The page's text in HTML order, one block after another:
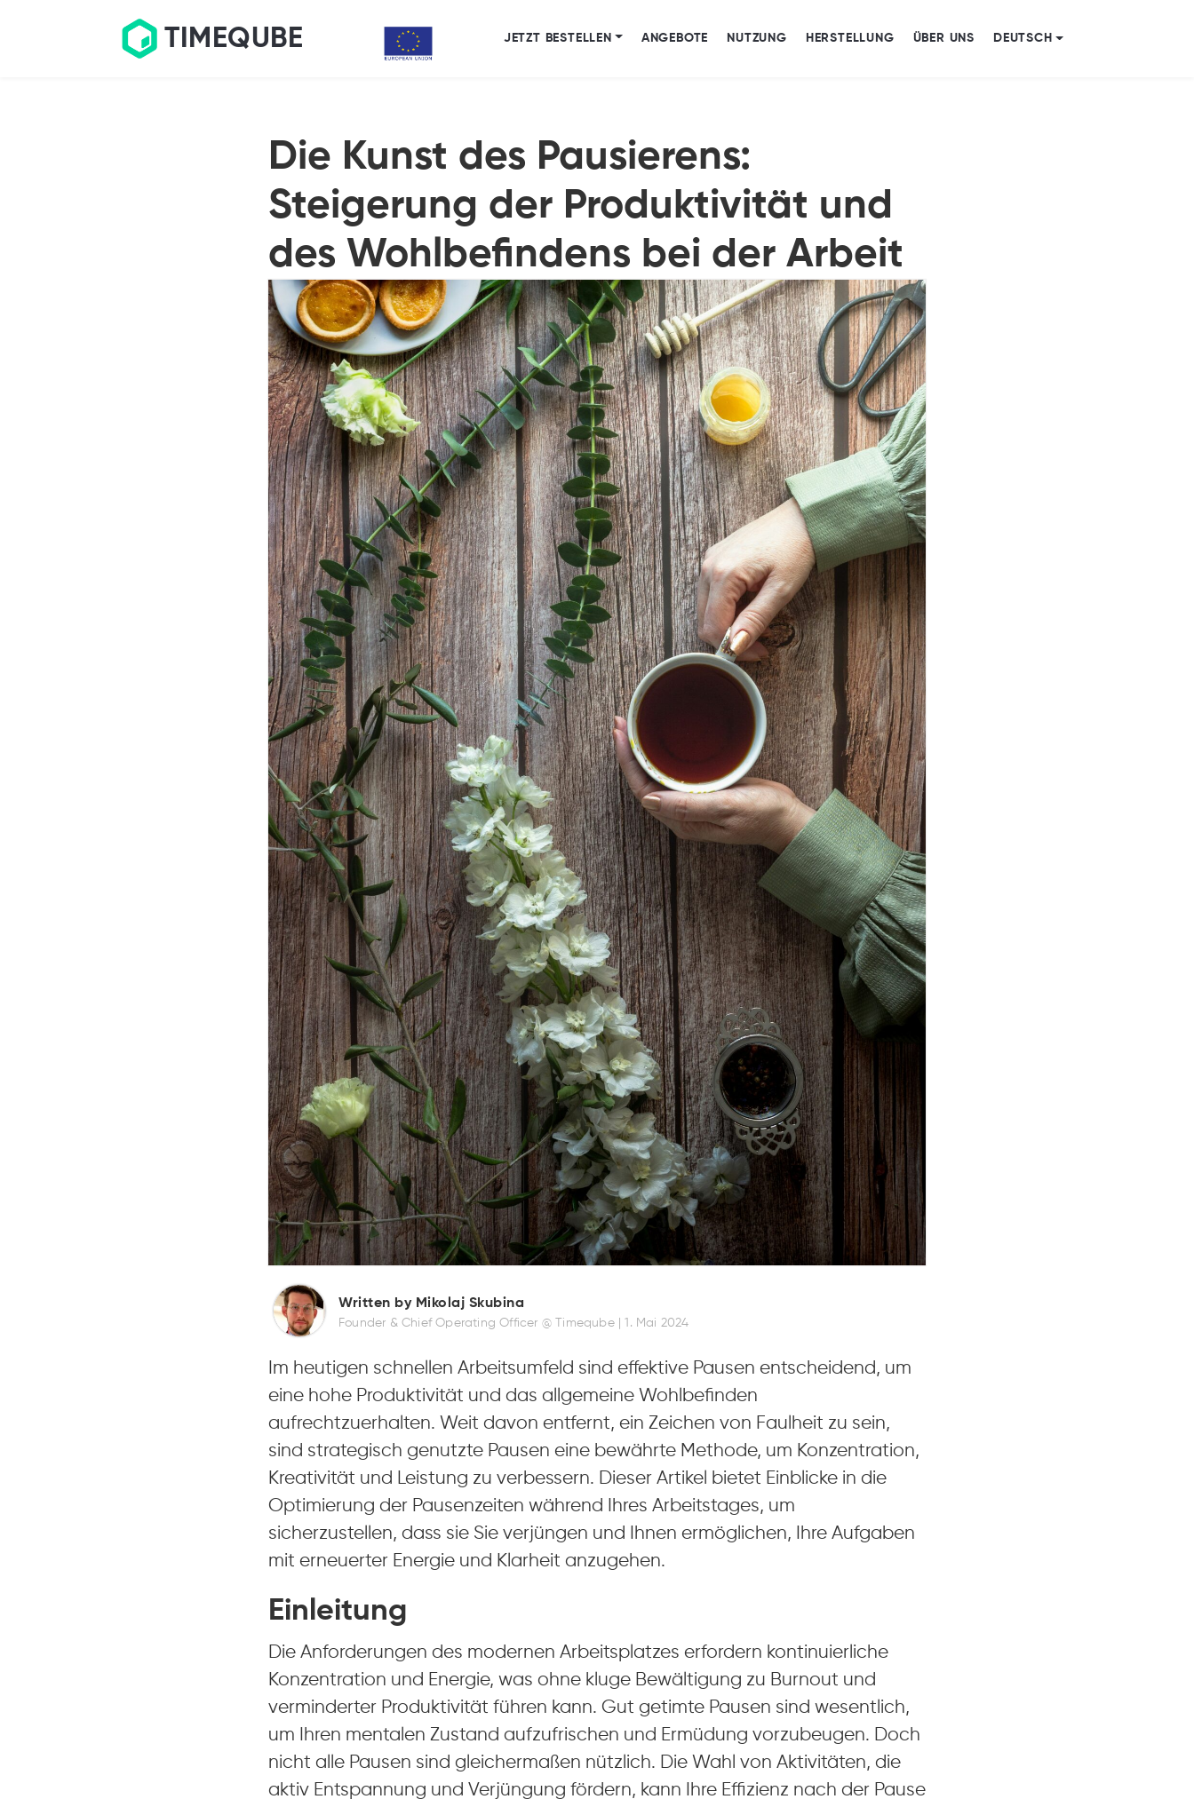
TIMEQUBE JETZT BESTELLEN ANGEBOTE NUTZUNG HERSTELLUNG ÜBER UNS DEUTSCH
Die Kunst des Pausierens:
Steigerung der Produktivität und
des Wohlbefindens bei der Arbeit
Written by Mikolaj Skubina
Founder & Chief Operating Officer @ Timeqube |1. Mai 2024
Im heutigen schnellen Arbeitsumfeld sind effektive Pausen entscheidend, um
eine hohe Produktivität und das allgemeine Wohlbefinden
aufrechtzuerhalten. Weit davon entfernt, ein Zeichen von Faulheit zu sein,
sind strategisch genutzte Pausen eine bewährte Methode, um Konzentration,
Kreativität und Leistung zu verbessern. Dieser Artikel bietet Einblicke in die
Optimierung der Pausenzeiten während Ihres Arbeitstages, um
sicherzustellen, dass sie Sie verjüngen und Ihnen ermöglichen, Ihre Aufgaben
mit erneuerter Energie und Klarheit anzugehen.
Einleitung
Die Anforderungen des modernen Arbeitsplatzes erfordern kontinuierliche
Konzentration und Energie, was ohne kluge Bewältigung zu Burnout und
verminderter Produktivität führen kann. Gut getimte Pausen sind wesentlich,
um Ihren mentalen Zustand aufzufrischen und Ermüdung vorzubeugen. Doch
nicht alle Pausen sind gleichermaßen nützlich. Die Wahl von Aktivitäten, die
aktiv Entspannung und Verjüngung fördern, kann Ihre Effizienz nach der Pause